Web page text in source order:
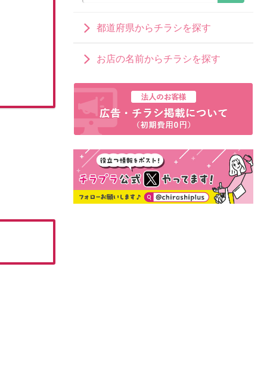
都道府県からチラシを探す
お店の名前からチラシを探す